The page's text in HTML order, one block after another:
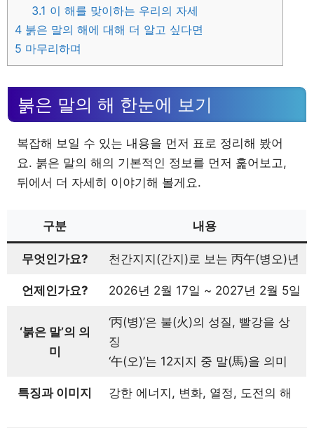
3.1 이 해를 맞이하는 우리의 자세
4 붉은 말의 해에 대해 더 알고 싶다면
5 마무리하며
붉은 말의 해 한눈에 보기
복잡해 보일 수 있는 내용을 먼저 표로 정리해 봤어
요. 붉은 말의 해의 기본적인 정보를 먼저 훑어보고,
뒤에서 더 자세히 이야기해 볼게요.
구분 내용
무엇인가요? 천간지지(간지)로 보는 丙午(병오)년
언제인가요? 2026년 2월 17일 ~ 2027년 2월 5일
‘붉은 말’의 의
미
‘丙(병)’은 불(火)의 성질, 빨강을 상
징
‘午(오)’는 12지지 중 말(馬)을 의미
특징과 이미지 강한 에너지, 변화, 열정, 도전의 해